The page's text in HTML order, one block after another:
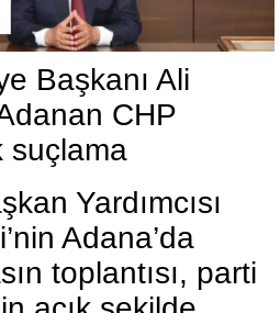
Başkanı Ali
CHP
suçlama
Yardımcısı
Adana’da
toplantısı, parti